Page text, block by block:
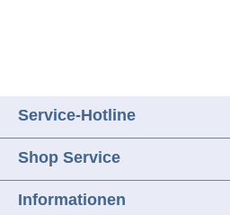
Service-Hotline
Shop Service
Informationen